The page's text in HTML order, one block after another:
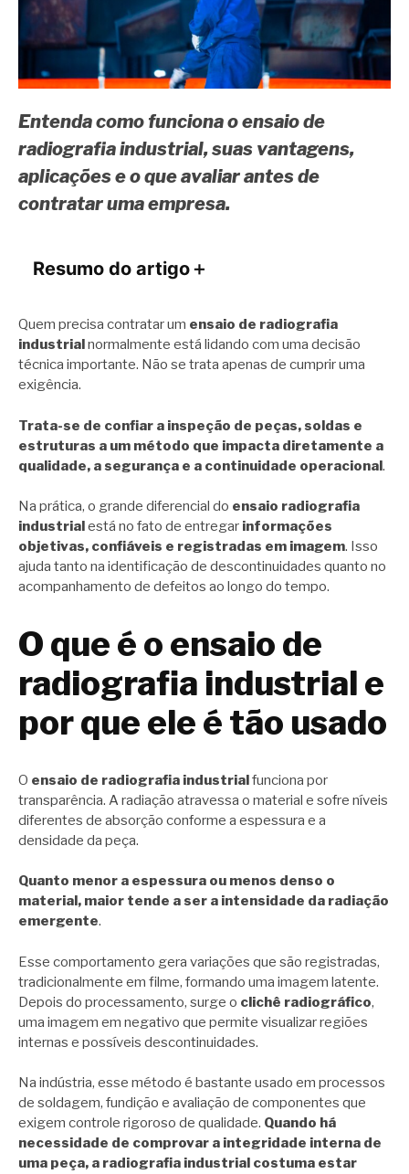
Entenda como funciona o ensaio de
radiografia industrial, suas vantagens,
aplicações e o que avaliar antes de
contratar uma empresa.
Resumo do artigo＋
Quem precisa contratar um ensaio de radiografia
industrialnormalmente está lidando com uma decisão
técnica importante. Não se trata apenas de cumprir uma
exigência.
Trata-se de confiar a inspeção de peças, soldas e
estruturas a um método que impacta diretamente a
qualidade, a segurança e a continuidade operacional.
Na prática, o grande diferencial do ensaio radiografia
industrialestá no fato de entregar informações
objetivas, confiáveis e registradas em imagem. Isso
ajuda tanto na identificação de descontinuidades quanto no
acompanhamento de defeitos ao longo do tempo.
O que é o ensaio de
radiografia industrial e
por que ele é tão usado
O ensaio de radiografia industrialfunciona por
transparência. A radiação atravessa o material e sofre níveis
diferentes de absorção conforme a espessura e a
densidade da peça.
Quanto menor a espessura ou menos denso o
material, maior tende a ser a intensidade da radiação
emergente.
Esse comportamento gera variações que são registradas,
tradicionalmente em filme, formando uma imagem latente.
Depois do processamento, surge o clichê radiográfico,
uma imagem em negativo que permite visualizar regiões
internas e possíveis descontinuidades.
Na indústria, esse método é bastante usado em processos
de soldagem, fundição e avaliação de componentes que
exigem controle rigoroso de qualidade. Quando há
necessidade de comprovar a integridade interna de
uma peça, a radiografia industrial costuma estar